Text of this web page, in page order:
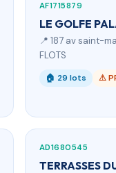
AF1715879
LE GOLFE
📍 187 av saint-
FLOTS
🏠 29 lots ⚠
AD1680545
TERRASSES